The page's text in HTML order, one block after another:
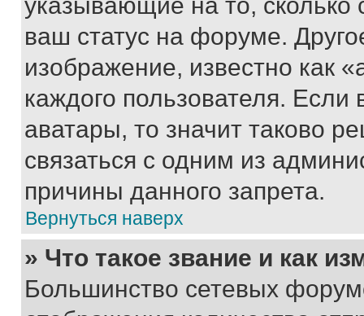
ваш статус на форуме.
изображение, известно как
каждого пользователя.
аватары, то значит таково
связаться с одним из
причины данного запрета.
Вернуться наверх
» Что такое звание и как
Большинство сетевых